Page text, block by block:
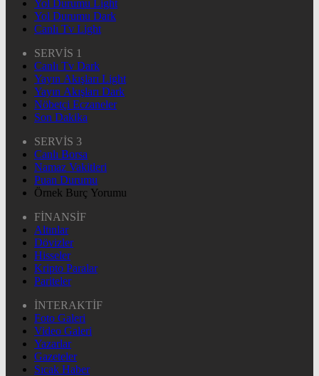
Yol Durumu Light
Yol Durumu Dark
Canlı Tv Light
SERVİS 1
Canlı Tv Dark
Yayın Akışları Light
Yayın Akışları Dark
Nöbetçi Eczaneler
Son Dakika
SERVİS 3
Canlı Borsa
Namaz Vakitleri
Puan Durumu
Örnek Burç Yorumu
FİNANSİF
Altınlar
Dövizler
Hisseler
Kripto Paralar
Pariteler
İNTERAKTİF
Foto Galeri
Video Galeri
Yazarlar
Gazeteler
Sıcak Haber